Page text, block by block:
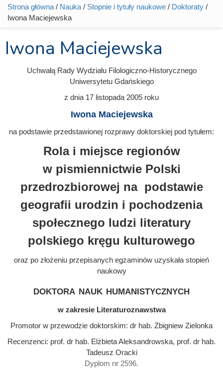
Jesteś tutaj
Strona główna / Nauka / Stopnie i tytuły naukowe / Doktoraty /
Iwona Maciejewska
Iwona Maciejewska
Uchwałą Rady Wydziału Filologiczno-Historycznego
Uniwersytetu Gdańskiego
z dnia 17 listopada 2005 roku
Iwona Maciejewska
na podstawie przedstawionej rozprawy doktorskiej pod tytułem:
Rola i miejsce regionów
w pismiennictwie Polski
przedrozbiorowej na podstawie
geografii urodzin i pochodzenia
społecznego ludzi literatury
polskiego kręgu kulturowego
oraz po złożeniu przepisanych egzaminów uzyskała stopień
naukowy
doktora nauk humanistycznych
w zakresie Literaturoznawstwa
Promotor w przewodzie doktorskim: dr hab. Zbigniew Zielonka
Recenzenci: prof. dr hab. Elżbieta Aleksandrowska, prof. dr hab.
Tadeusz Oracki
Dyplom nr 2596.